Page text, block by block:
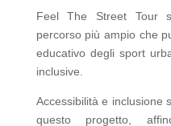
Feel The Street Tour
percorso più ampio che
educativo degli sport
inclusive.
Accessibilità e inclusione
questo progetto,